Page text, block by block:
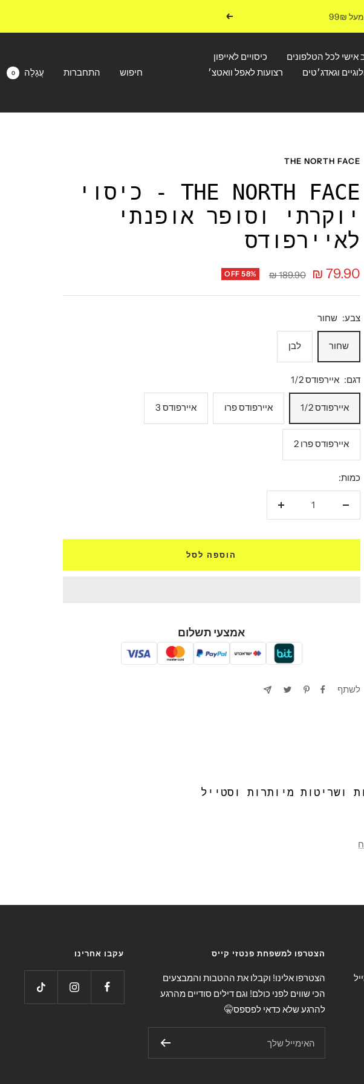
99₪ הבא
אישי לכל הטלפונים
כיסויים לאייפון
וגאדג׳טים
רצועות לאפל וואטצ׳
חיפוש התחברות עֲגָלָה 0
THE NORTH FACE
THE NORTH FACE - כיסוי
יוקרתי וסופר אופנתי
לאיירפודס
מחיר
מבצע
79.90 ₪
מחיר
189.90 ₪
OFF 58%
צבע: שחור
שחור לבן
דגם: איירפודס 1/2
איירפודס 1/2 איירפודס פרו איירפודס 3
איירפודס פרו 2
כמות:
הגדל
הוספה לסל
אמצעי תשלום
לשתף
ושריטות מיותרות וסטייל
הצטרפו למשפחת פנטזי קייס
הצטרפו אלינו! וקבלו את ההטבות והמבצעים
הכי שווים לפני כולם! וגם דילים סודיים מהרגע
להרגע שלא כדאי לפספס🤫
האימייל שלך
עקבו אחרינו